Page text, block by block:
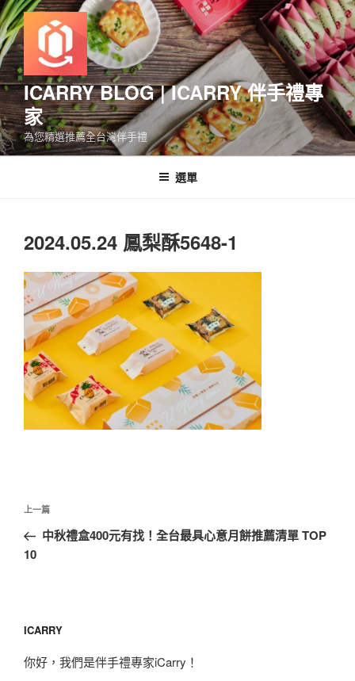
跳
至
主
要
內
容
ICARRY BLOG | ICARRY 伴手禮專
家
為您精選推薦全台灣伴手禮
選單
2024.05.24 鳳梨酥5648-1
文
導
上
一
篇
上一篇
中秋禮盒400元有找！全台最具心意月餅推薦清單 TOP
10
ICARRY
你好，我們是伴手禮專家iCarry！